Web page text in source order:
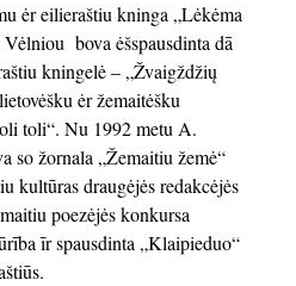
ėr eilieraštiu kninga „Lėkėma
bova ėšspausdinta dā
kningelė – „Žvaigždžių
ėr žemaitėšku
toli“. Nu 1992 metu A.
so žornala „Žemaitiu žemė“
kultūras draugėjės redakcėjės
poezėjės konkursa
īr spausdinta „Klaipieduo“